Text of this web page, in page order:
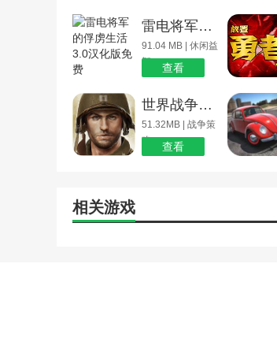
雷电将军的俘虏生活3.0汉化版免费
91.04 MB | 休闲益
智
查看
世界战争无敌版
51.32MB | 战争策
略
查看
相关游戏